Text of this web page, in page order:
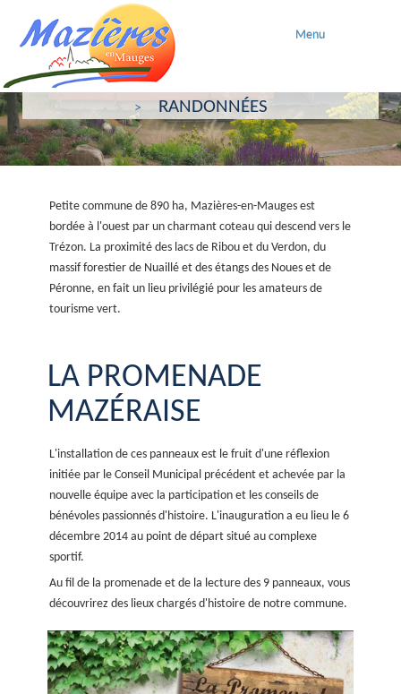
Menu
ACCUEIL
RANDONNÉES
Petite commune de 890 ha, Mazières-en-Mauges est
bordée à l'ouest par un charmant coteau qui descend vers le
Trézon. La proximité des lacs de Ribou et du Verdon, du
massif forestier de Nuaillé et des étangs des Noues et de
Péronne, en fait un lieu privilégié pour les amateurs de
tourisme vert.
LA PROMENADE
MAZÉRAISE
L'installation de ces panneaux est le fruit d'une réflexion
initiée par le Conseil Municipal précédent et achevée par la
nouvelle équipe avec la participation et les conseils de
bénévoles passionnés d'histoire. L'inauguration a eu lieu le 6
décembre 2014 au point de départ situé au complexe
sportif.
Au fil de la promenade et de la lecture des 9 panneaux, vous
découvrirez des lieux chargés d'histoire de notre commune.